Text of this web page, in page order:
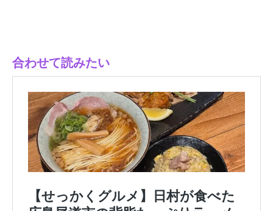
合わせて読みたい